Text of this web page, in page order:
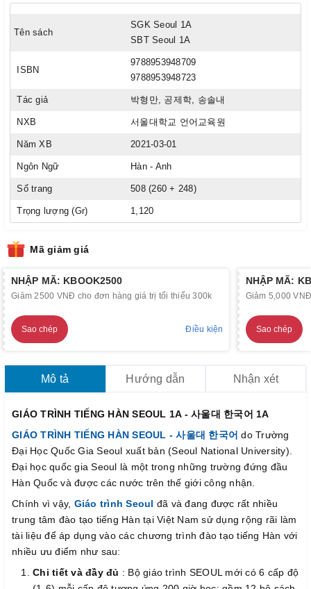
Tên sách
SGK Seoul 1A
SBT Seoul 1A
ISBN
9788953948709
9788953948723
Tác giả 박형만, 공제학, 송솔내
NXB 서울대학교 언어교육원
Năm XB 2021-03-01
Ngôn Ngữ Hàn - Anh
Số trang 508 (260 + 248)
Trọng lượng (Gr) 1,120
Mã giảm giá
NHẬP MÃ: KBOOK2500
Giảm 2500 VNĐ cho đơn hàng giá trị tối thiểu 300k
Sao chép Điều kiện
NHẬP MÃ:
Giảm 5,000
Sao chép
Mô tả Hướng dẫn Nhận xét
GIÁO TRÌNH TIẾNG HÀN SEOUL 1A - 사울대 한국어 1A
GIÁO TRÌNH TIẾNG HÀN SEOUL - 사울대 한국어 do Trường
Đại Học Quốc Gia Seoul xuất bản (Seoul National University).
Đại học quốc gia Seoul là một trong những trường đứng đầu
Hàn Quốc và được các nước trên thế giới công nhận.
Chính vì vậy, Giáo trình Seoul đã và đang được rất nhiều
trung tâm đào tạo tiếng Hàn tại Việt Nam sử dụng rộng rãi làm
tài liệu để áp dụng vào các chương trình đào tạo tiếng Hàn với
nhiều ưu điểm như sau:
Chi tiết và đầy đủ : Bộ giáo trình SEOUL mới có 6 cấp độ